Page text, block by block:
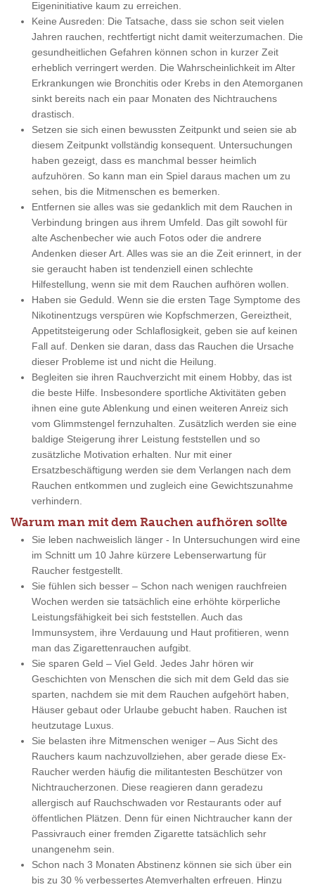
Eigeninitiative kaum zu erreichen.
Keine Ausreden: Die Tatsache, dass sie schon seit vielen
Jahren rauchen, rechtfertigt nicht damit weiterzumachen. Die
gesundheitlichen Gefahren können schon in kurzer Zeit
erheblich verringert werden. Die Wahrscheinlichkeit im Alter
Erkrankungen wie Bronchitis oder Krebs in den Atemorganen
sinkt bereits nach ein paar Monaten des Nichtrauchens
drastisch.
Setzen sie sich einen bewussten Zeitpunkt und seien sie ab
diesem Zeitpunkt vollständig konsequent. Untersuchungen
haben gezeigt, dass es manchmal besser heimlich
aufzuhören. So kann man ein Spiel daraus machen um zu
sehen, bis die Mitmenschen es bemerken.
Entfernen sie alles was sie gedanklich mit dem Rauchen in
Verbindung bringen aus ihrem Umfeld. Das gilt sowohl für
alte Aschenbecher wie auch Fotos oder die andrere
Andenken dieser Art. Alles was sie an die Zeit erinnert, in der
sie geraucht haben ist tendenziell einen schlechte
Hilfestellung, wenn sie mit dem Rauchen aufhören wollen.
Haben sie Geduld. Wenn sie die ersten Tage Symptome des
Nikotinentzugs verspüren wie Kopfschmerzen, Gereiztheit,
Appetitsteigerung oder Schlaflosigkeit, geben sie auf keinen
Fall auf. Denken sie daran, dass das Rauchen die Ursache
dieser Probleme ist und nicht die Heilung.
Begleiten sie ihren Rauchverzicht mit einem Hobby, das ist
die beste Hilfe. Insbesondere sportliche Aktivitäten geben
ihnen eine gute Ablenkung und einen weiteren Anreiz sich
vom Glimmstengel fernzuhalten. Zusätzlich werden sie eine
baldige Steigerung ihrer Leistung feststellen und so
zusätzliche Motivation erhalten. Nur mit einer
Ersatzbeschäftigung werden sie dem Verlangen nach dem
Rauchen entkommen und zugleich eine Gewichtszunahme
verhindern.
Warum man mit dem Rauchen aufhören sollte
Sie leben nachweislich länger - In Untersuchungen wird eine
im Schnitt um 10 Jahre kürzere Lebenserwartung für
Raucher festgestellt.
Sie fühlen sich besser – Schon nach wenigen rauchfreien
Wochen werden sie tatsächlich eine erhöhte körperliche
Leistungsfähigkeit bei sich feststellen. Auch das
Immunsystem, ihre Verdauung und Haut profitieren, wenn
man das Zigarettenrauchen aufgibt.
Sie sparen Geld – Viel Geld. Jedes Jahr hören wir
Geschichten von Menschen die sich mit dem Geld das sie
sparten, nachdem sie mit dem Rauchen aufgehört haben,
Häuser gebaut oder Urlaube gebucht haben. Rauchen ist
heutzutage Luxus.
Sie belasten ihre Mitmenschen weniger – Aus Sicht des
Rauchers kaum nachzuvollziehen, aber gerade diese Ex-
Raucher werden häufig die militantesten Beschützer von
Nichtraucherzonen. Diese reagieren dann geradezu
allergisch auf Rauchschwaden vor Restaurants oder auf
öffentlichen Plätzen. Denn für einen Nichtraucher kann der
Passivrauch einer fremden Zigarette tatsächlich sehr
unangenehm sein.
Schon nach 3 Monaten Abstinenz können sie sich über ein
bis zu 30 % verbessertes Atemverhalten erfreuen. Hinzu